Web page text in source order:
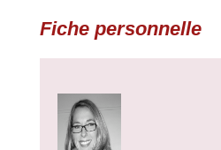
Fiche personnelle